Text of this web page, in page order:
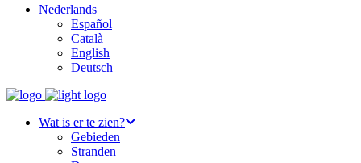
Nederlands
Español
Català
English
Deutsch
Wat is er te zien?
Gebieden
Stranden